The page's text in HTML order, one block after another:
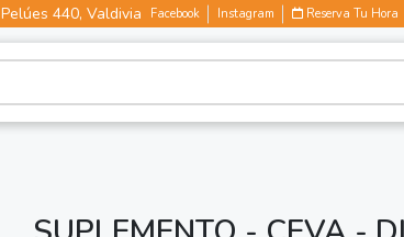
440, Valdivia Facebook Instagram Reserva Tu Hora